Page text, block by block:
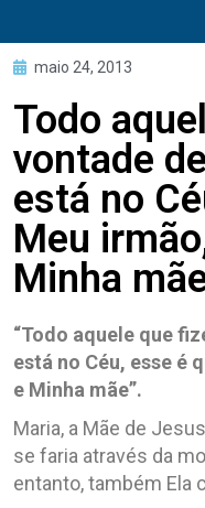
maio 24, 2013
Todo
vontade
está no
Meu
Minha
“Todo aquele que
está no Céu, esse é
e Minha mãe”.
Maria, a Mãe de
se faria através da
entanto, também Ela